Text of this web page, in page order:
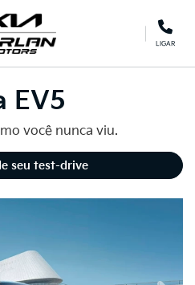
LIGAR
EV5
você nunca viu.
seu test-drive